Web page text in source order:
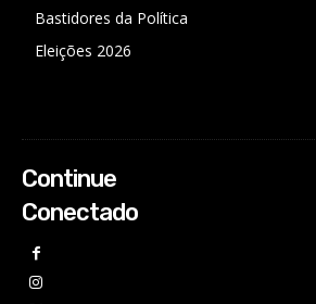
Bastidores da Política
Eleições 2026
Continue
Conectado